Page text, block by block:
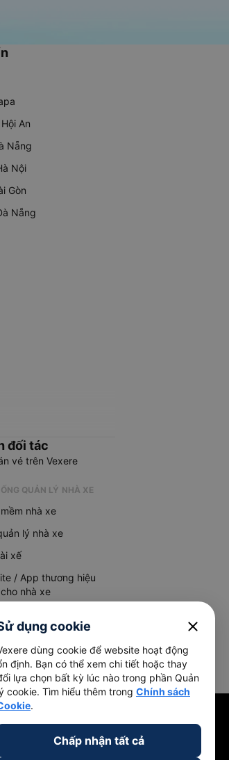
An
Nẵng
Nội
Gòn
Nẵng
đối tác
vé trên Vexere
QUẢN LÝ NHÀ XE
nhà xe
lý nhà xe
xế
/ App thương hiệu
nhà xe
AI
QUẢN LÝ HÀNG HOÁ
quản lý hàng hoá
lý hàng hoá
dụng cookie close
dùng cookie để website hoạt động
định. Bạn có thể xem chi tiết hoặc thay
lựa chọn bất kỳ lúc nào trong phần Quản
cookie. Tìm hiểu thêm trong Chính sách
.
Chấp nhận tất cả